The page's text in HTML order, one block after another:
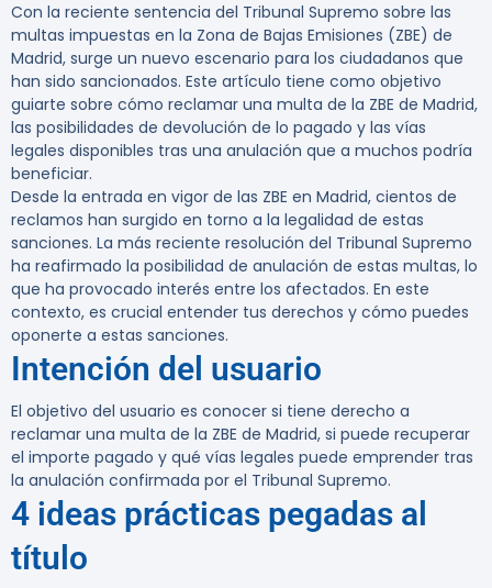
Con la reciente sentencia del Tribunal Supremo sobre las
multas impuestas en la Zona de Bajas Emisiones (ZBE) de
Madrid, surge un nuevo escenario para los ciudadanos que
han sido sancionados. Este artículo tiene como objetivo
guiarte sobre cómo reclamar una multa de la ZBE de Madrid,
las posibilidades de devolución de lo pagado y las vías
legales disponibles tras una anulación que a muchos podría
beneficiar.
Desde la entrada en vigor de las ZBE en Madrid, cientos de
reclamos han surgido en torno a la legalidad de estas
sanciones. La más reciente resolución del Tribunal Supremo
ha reafirmado la posibilidad de anulación de estas multas, lo
que ha provocado interés entre los afectados. En este
contexto, es crucial entender tus derechos y cómo puedes
oponerte a estas sanciones.
Intención del usuario
El objetivo del usuario es conocer si tiene derecho a
reclamar una multa de la ZBE de Madrid, si puede recuperar
el importe pagado y qué vías legales puede emprender tras
la anulación confirmada por el Tribunal Supremo.
4 ideas prácticas pegadas al
título